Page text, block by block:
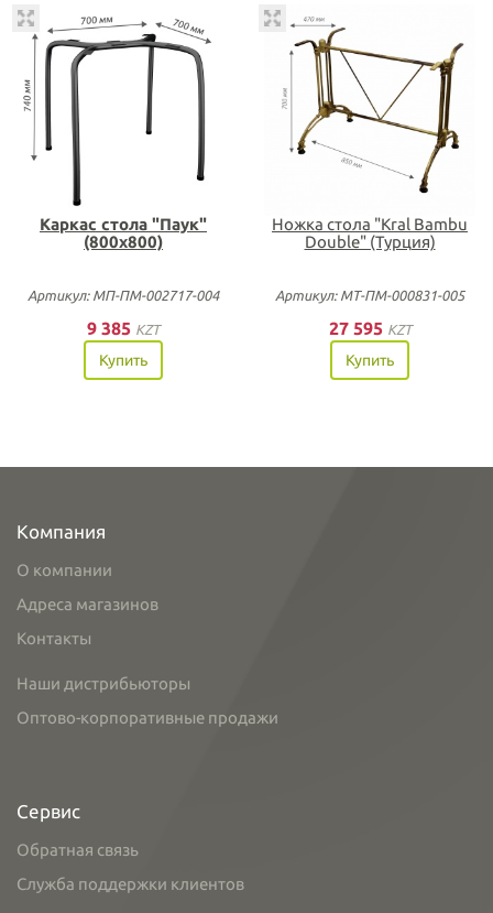
Каркас стола "Паук"
(800х800)
Артикул: МП-ПМ-002717-004
9 385 KZT
Купить
Ножка стола "Kral Bambu
Double" (Турция)
Артикул: МТ-ПМ-000831-005
27 595 KZT
Купить
Компания
О компании
Адреса магазинов
Контакты
Наши дистрибьюторы
Оптово-корпоративные продажи
Сервис
Обратная связь
Служба поддержки клиентов